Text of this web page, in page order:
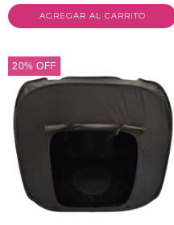
AGREGAR AL CARRITO
20% OFF